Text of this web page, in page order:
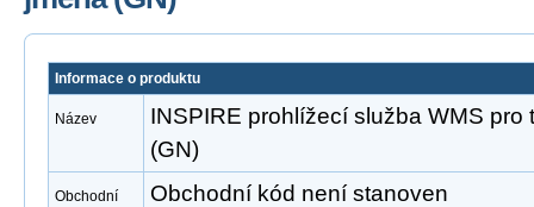
Informace o produktu
Název
INSPIRE prohlížecí služba WMS pro
(GN)
Obchodní
Obchodní kód není stanoven